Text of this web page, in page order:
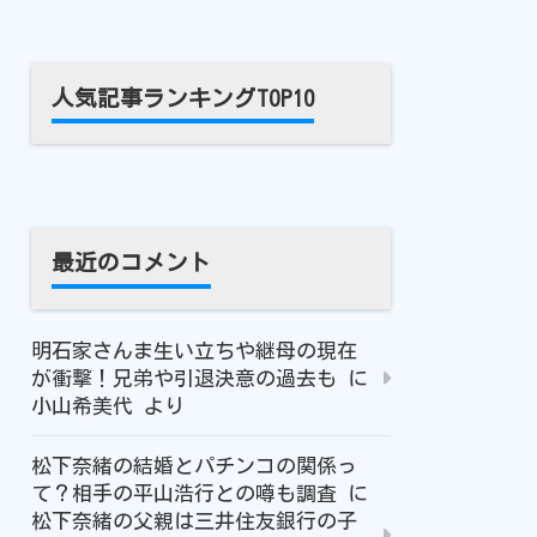
人気記事ランキングTOP10
最近のコメント
明石家さんま生い立ちや継母の現在
が衝撃！兄弟や引退決意の過去も
に
小山希美代 より
松下奈緒の結婚とパチンコの関係っ
て？相手の平山浩行との噂も調査 に
松下奈緒の父親は三井住友銀行の子